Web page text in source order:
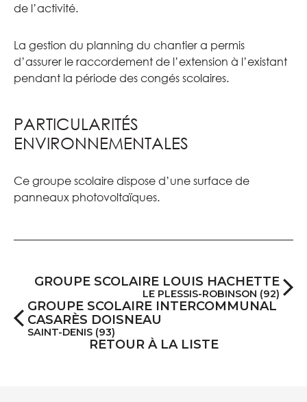
de l’activité.
La gestion du planning du chantier a permis
d’assurer le raccordement de l’extension à l’existant
pendant la période des congés scolaires.
PARTICULARITÉS
ENVIRONNEMENTALES
Ce groupe scolaire dispose d’une surface de
panneaux photovoltaïques.
GROUPE SCOLAIRE INTERCOMMUNAL
CASARÈS DOISNEAU
SAINT-DENIS (93)
RETOUR À LA LISTE
GROUPE SCOLAIRE LOUIS HACHETTE
LE PLESSIS-ROBINSON (92)